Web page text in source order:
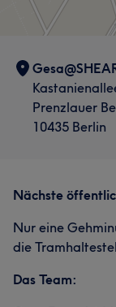
Prenzlauer
10435 Berlin
Nächste
Nur eine
die
Das Team: